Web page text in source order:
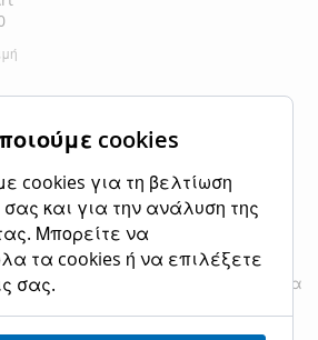
Εμφάνιση
ανά σελίδα
cookies
cookies για τη βελτίωση
και για την ανάλυση της
Μπορείτε να
τα cookies ή να επιλέξετε
σας.